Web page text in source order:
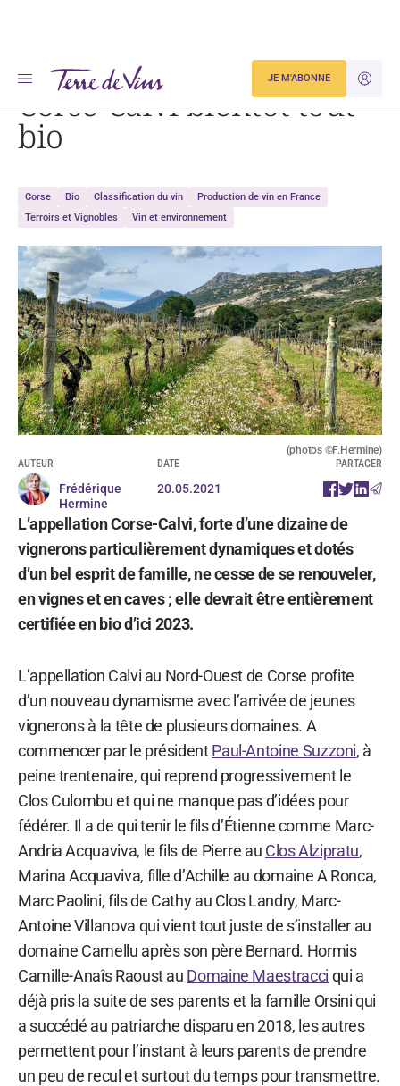
JE
JE M'ABONNE
Accueil Corse-Calvi bientôt tout bio
Corse-Calvi bientôt tout
bio
Corse Bio Classification du vin
Production de vin en France
Terroirs et Vignobles
Vin et environnement
(photos ©F.Hermine)
AUTEUR
Frédérique
Hermine
DATE
20.05.2021
PARTAGER
L’appellation Corse-Calvi, forte d’une dizaine de
vignerons particulièrement dynamiques et dotés
d’un bel esprit de famille, ne cesse de se renouveler,
en vignes et en caves ; elle devrait être entièrement
certifiée en bio d’ici 2023.
L’appellation Calvi au Nord-Ouest de Corse profite
d’un nouveau dynamisme avec l’arrivée de jeunes
vignerons à la tête de plusieurs domaines. A
commencer par le présidentPaul-Antoine Suzzoni, à
peine trentenaire, qui reprend progressivement le
Clos Culombu et qui ne manque pas d’idées pour
fédérer. Il a de qui tenir le fils d’Étienne comme Marc-
Andria Acquaviva, le fils de Pierre au Clos Alzipratu,
Marina Acquaviva, fille d’Achille au domaine A Ronca,
Marc Paolini, fils de Cathy au Clos Landry, Marc-
Antoine Villanova qui vient tout juste de s’installer au
domaine Camellu après son père Bernard. Hormis
Camille-Anaîs Raoust au Domaine Maestracci qui a
déjà pris la suite de ses parents et la famille Orsini qui
a succédé au patriarche disparu en 2018, les autres
permettent pour l’instant à leurs parents de prendre
un peu de recul et surtout du temps pour transmettre.